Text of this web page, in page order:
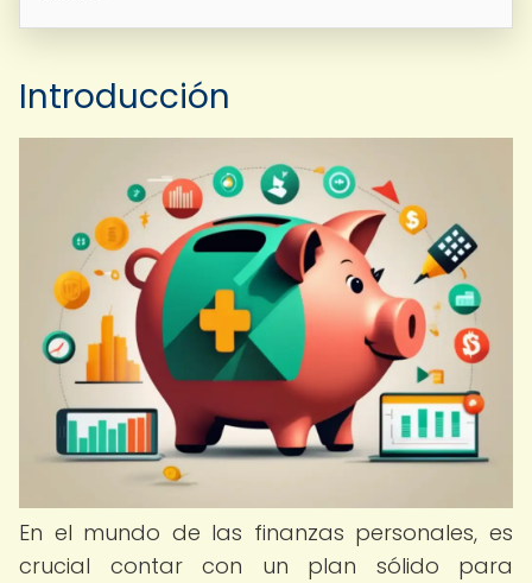
Introducción
En el mundo de las finanzas personales, es
crucial contar con un plan sólido para